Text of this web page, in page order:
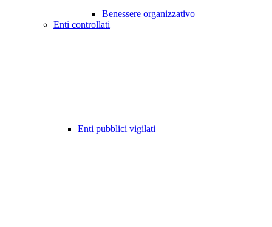
Benessere organizzativo
Enti controllati
Enti pubblici vigilati